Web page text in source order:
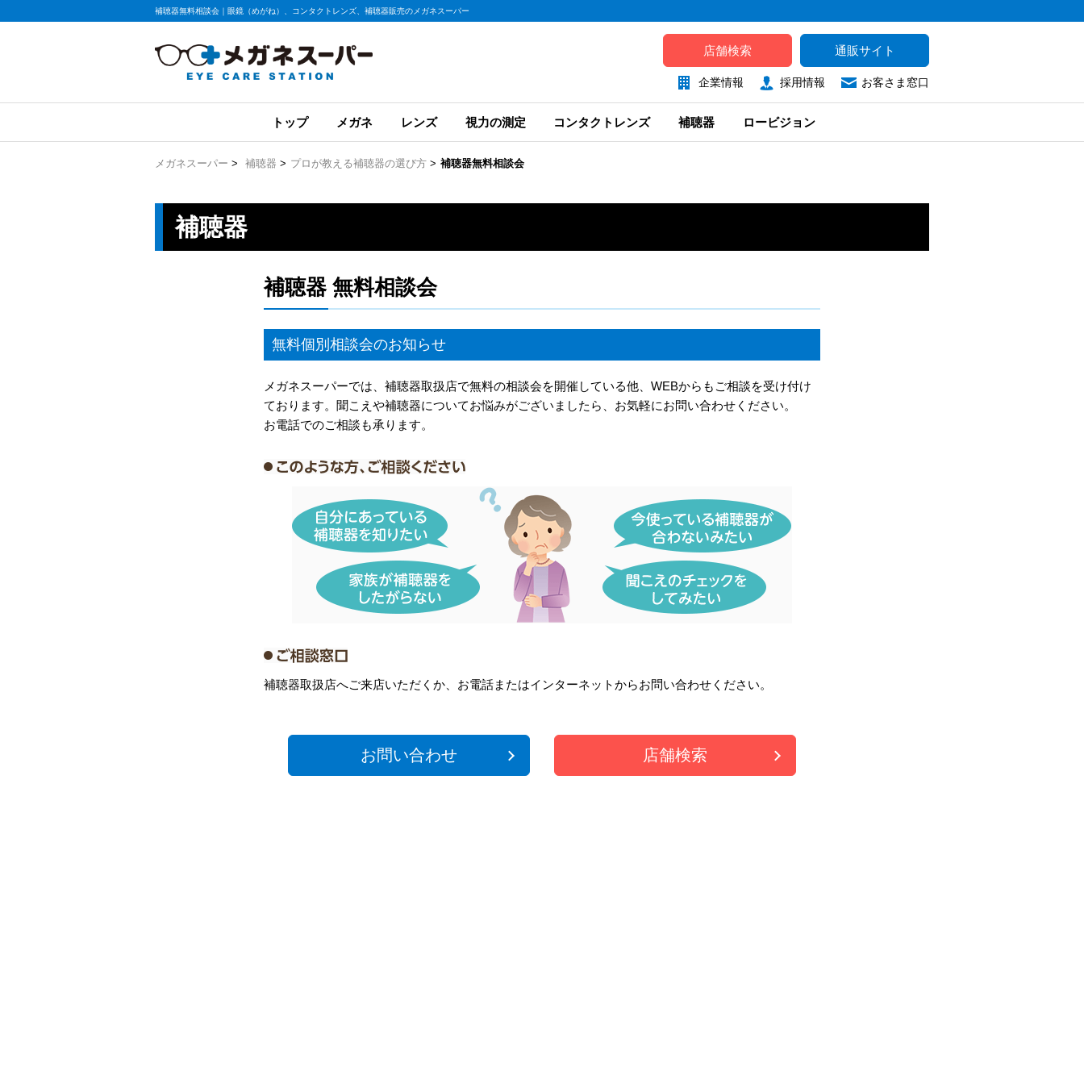
補聴器無料相談会｜眼鏡（めがね）、コンタクトレンズ、補聴器販売のメガネスーパー
店舗検索 通販サイト
企業情報 採用情報 お客さま窓口
トップ メガネ レンズ 視力の測定 コンタクトレンズ 補聴器 ロービジョン
メガネスーパー > 補聴器 > プロが教える補聴器の選び方 > 補聴器無料相談会
補聴器
補聴器 無料相談会
無料個別相談会のお知らせ
メガネスーパーでは、補聴器取扱店で無料の相談会を開催している他、WEBからもご相談を受け付け
ております。聞こえや補聴器についてお悩みがございましたら、お気軽にお問い合わせください。
お電話でのご相談も承ります。
補聴器取扱店へご来店いただくか、お電話またはインターネットからお問い合わせください。
お問い合わせ 店舗検索